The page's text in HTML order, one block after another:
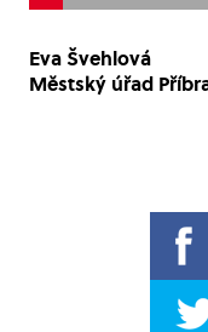
Eva Švehlová
Městský úřad